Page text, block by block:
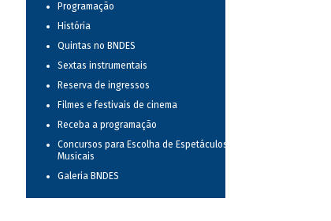
Programação
História
Quintas no BNDES
Sextas instrumentais
Reserva de ingressos
Filmes e festivais de cinema
Receba a programação
Concursos para Escolha de Espetáculos
Musicais
Galeria BNDES